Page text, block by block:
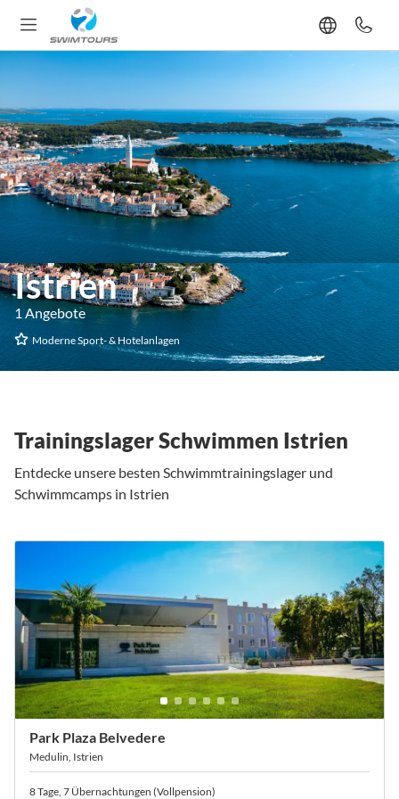
Istrien
1 Angebote
Moderne Sport- & Hotelanlagen
Trainingslager Schwimmen Istrien
Entdecke unsere besten Schwimmtrainingslager und
Schwimmcamps in Istrien
Park Plaza Belvedere
Medulin, Istrien
8 Tage, 7 Übernachtungen (Vollpension)